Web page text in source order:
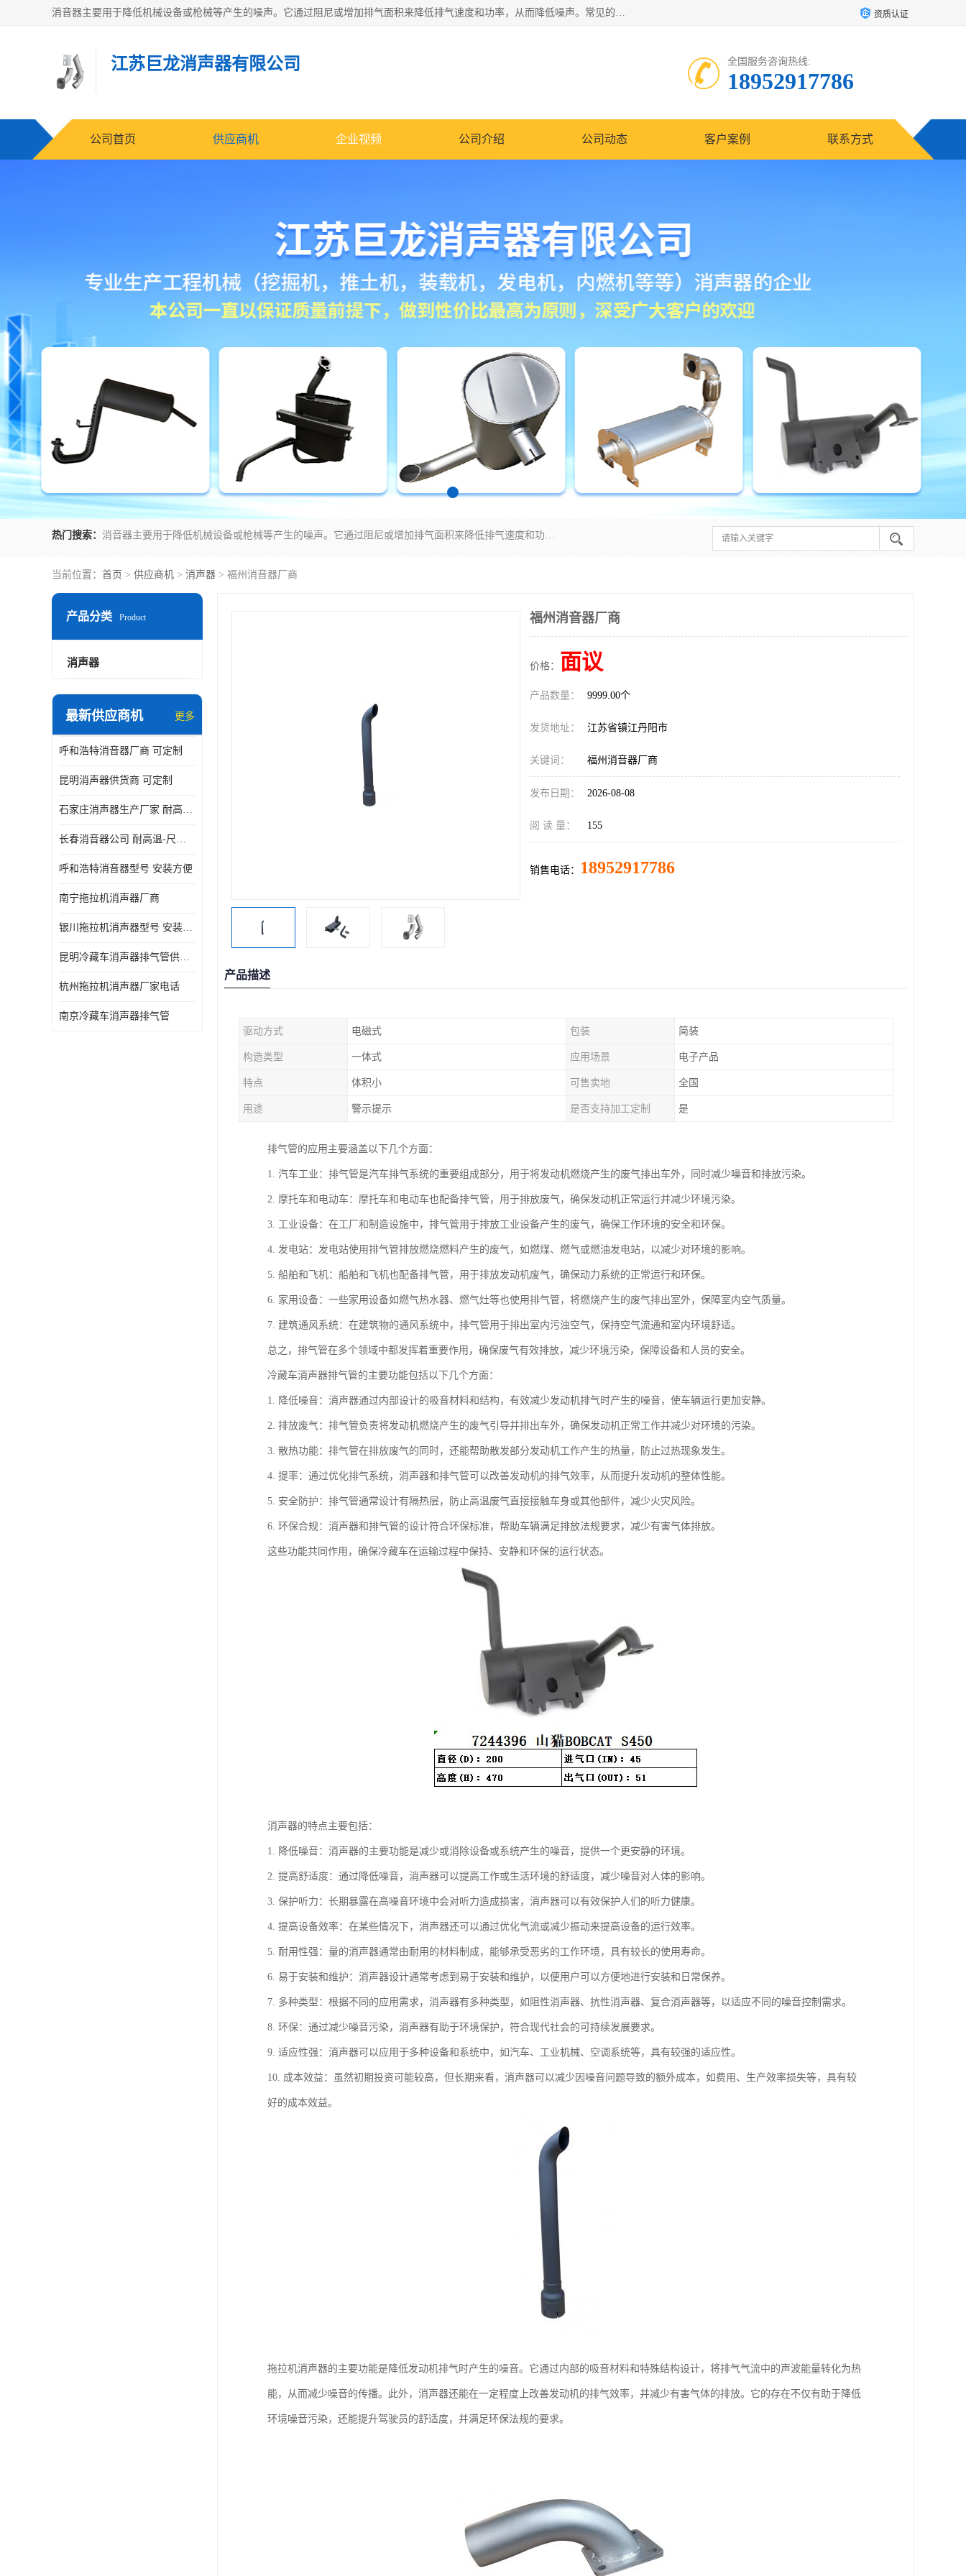
消音器主要用于降低机械设备或枪械等产生的噪声。它通过阻尼或增加排气面积来降低排气速度和功率，从而降低噪声。常见的消音器类型包括阻性消声器、抗性消声器、共振消声器以及阻抗复合式消声器等。这些消音器各有特点，适用于不同频率的噪声消除。 资质认证
江苏巨龙消声器有限公司 全国服务咨询热线:
18952917786
公司首页 供应商机 企业视频 公司介绍 公司动态 客户案例 联系方式
热门搜索： 消音器主要用于降低机械设备或枪械等产生的噪声。它通过阻尼或增加排气面积来降低排气速度和功率，从而降低噪声。常见的消音器类型包括阻性消声器、抗性消声器、共振消声器以及阻抗复合式消声器等。这些消音器各有特点，适用于不同频率的噪声消除。
当前位置： 首页 > 供应商机 > 消声器 > 福州消音器厂商
产品分类 Product
消声器
最新供应商机 更多
呼和浩特消音器厂商 可定制
昆明消声器供货商 可定制
石家庄消声器生产厂家 耐高温-尺寸可定制
长春消音器公司 耐高温-尺寸可定制
呼和浩特消音器型号 安装方便
南宁拖拉机消声器厂商
银川拖拉机消声器型号 安装方便
昆明冷藏车消声器排气管供货商 可定制
杭州拖拉机消声器厂家电话
南京冷藏车消声器排气管
福州消音器厂商
价格： 面议
产品数量： 9999.00个
发货地址： 江苏省镇江丹阳市
关键词： 福州消音器厂商
发布日期： 2026-08-08
阅 读 量： 155
销售电话： 18952917786
产品描述
驱动方式 电磁式 包装 简装
构造类型 一体式 应用场景 电子产品
特点 体积小 可售卖地 全国
用途 警示提示 是否支持加工定制 是
排气管的应用主要涵盖以下几个方面：
1. 汽车工业：排气管是汽车排气系统的重要组成部分，用于将发动机燃烧产生的废气排出车外，同时减少噪音和排放污染。
2. 摩托车和电动车：摩托车和电动车也配备排气管，用于排放废气，确保发动机正常运行并减少环境污染。
3. 工业设备：在工厂和制造设施中，排气管用于排放工业设备产生的废气，确保工作环境的安全和环保。
4. 发电站：发电站使用排气管排放燃烧燃料产生的废气，如燃煤、燃气或燃油发电站，以减少对环境的影响。
5. 船舶和飞机：船舶和飞机也配备排气管，用于排放发动机废气，确保动力系统的正常运行和环保。
6. 家用设备：一些家用设备如燃气热水器、燃气灶等也使用排气管，将燃烧产生的废气排出室外，保障室内空气质量。
7. 建筑通风系统：在建筑物的通风系统中，排气管用于排出室内污浊空气，保持空气流通和室内环境舒适。
总之，排气管在多个领域中都发挥着重要作用，确保废气有效排放，减少环境污染，保障设备和人员的安全。
冷藏车消声器排气管的主要功能包括以下几个方面：
1. 降低噪音：消声器通过内部设计的吸音材料和结构，有效减少发动机排气时产生的噪音，使车辆运行更加安静。
2. 排放废气：排气管负责将发动机燃烧产生的废气引导并排出车外，确保发动机正常工作并减少对环境的污染。
3. 散热功能：排气管在排放废气的同时，还能帮助散发部分发动机工作产生的热量，防止过热现象发生。
4. 提率：通过优化排气系统，消声器和排气管可以改善发动机的排气效率，从而提升发动机的整体性能。
5. 安全防护：排气管通常设计有隔热层，防止高温废气直接接触车身或其他部件，减少火灾风险。
6. 环保合规：消声器和排气管的设计符合环保标准，帮助车辆满足排放法规要求，减少有害气体排放。
这些功能共同作用，确保冷藏车在运输过程中保持、安静和环保的运行状态。
消声器的特点主要包括：
1. 降低噪音：消声器的主要功能是减少或消除设备或系统产生的噪音，提供一个更安静的环境。
2. 提高舒适度：通过降低噪音，消声器可以提高工作或生活环境的舒适度，减少噪音对人体的影响。
3. 保护听力：长期暴露在高噪音环境中会对听力造成损害，消声器可以有效保护人们的听力健康。
4. 提高设备效率：在某些情况下，消声器还可以通过优化气流或减少振动来提高设备的运行效率。
5. 耐用性强：量的消声器通常由耐用的材料制成，能够承受恶劣的工作环境，具有较长的使用寿命。
6. 易于安装和维护：消声器设计通常考虑到易于安装和维护，以便用户可以方便地进行安装和日常保养。
7. 多种类型：根据不同的应用需求，消声器有多种类型，如阻性消声器、抗性消声器、复合消声器等，以适应不同的噪音控制需求。
8. 环保：通过减少噪音污染，消声器有助于环境保护，符合现代社会的可持续发展要求。
9. 适应性强：消声器可以应用于多种设备和系统中，如汽车、工业机械、空调系统等，具有较强的适应性。
10. 成本效益：虽然初期投资可能较高，但长期来看，消声器可以减少因噪音问题导致的额外成本，如费用、生产效率损失等，具有较
好的成本效益。
拖拉机消声器的主要功能是降低发动机排气时产生的噪音。它通过内部的吸音材料和特殊结构设计，将排气气流中的声波能量转化为热
能，从而减少噪音的传播。此外，消声器还能在一定程度上改善发动机的排气效率，并减少有害气体的排放。它的存在不仅有助于降低
环境噪音污染，还能提升驾驶员的舒适度，并满足环保法规的要求。